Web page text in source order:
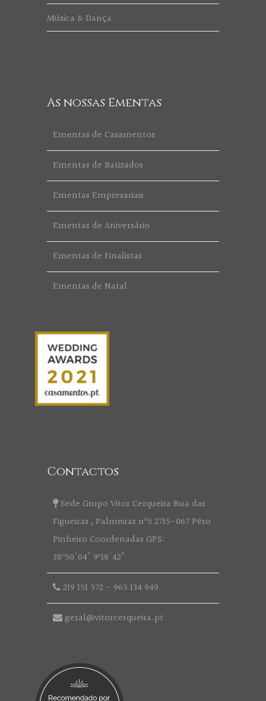
Música & Dança
As nossas Ementas
Ementas de Casamentos
Ementas de Batizados
Ementas Empresariais
Ementas de Aniversário
Ementas de Finalistas
Ementas de Natal
Contactos
Sede Grupo Vitor Cerqueira Rua das
Figueiras , Palmeiras nº5 2715-067 Pêro
Pinheiro Coordenadas GPS:
38º50'04" 9º18'42"
219 151 572 - 965 134 949
geral@vitorcerqueira.pt